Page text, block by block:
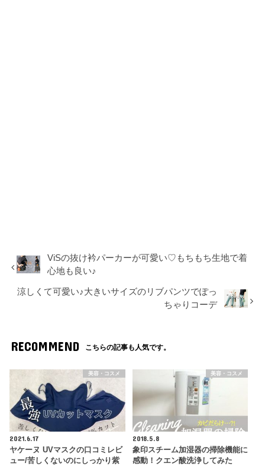
ViSの抜け衿パーカーが可愛い♡もちもち生地で着
心地も良い♪
涼しくて可愛い♪大きいサイズのリブパンツでぽっ
ちゃりコーデ
RECOMMEND こちらの記事も人気です。
美容・コスメ
2021.6.17
ヤケーヌ UVマスクの口コミレビ
ュー/苦しくないのにしっかり紫
美容・コスメ
2018.5.8
象印スチーム加湿器の掃除機能に
感動！クエン酸洗浄してみた